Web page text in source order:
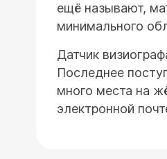
ещё называют,
минимального
Датчик
Последнее
много места на
электронной